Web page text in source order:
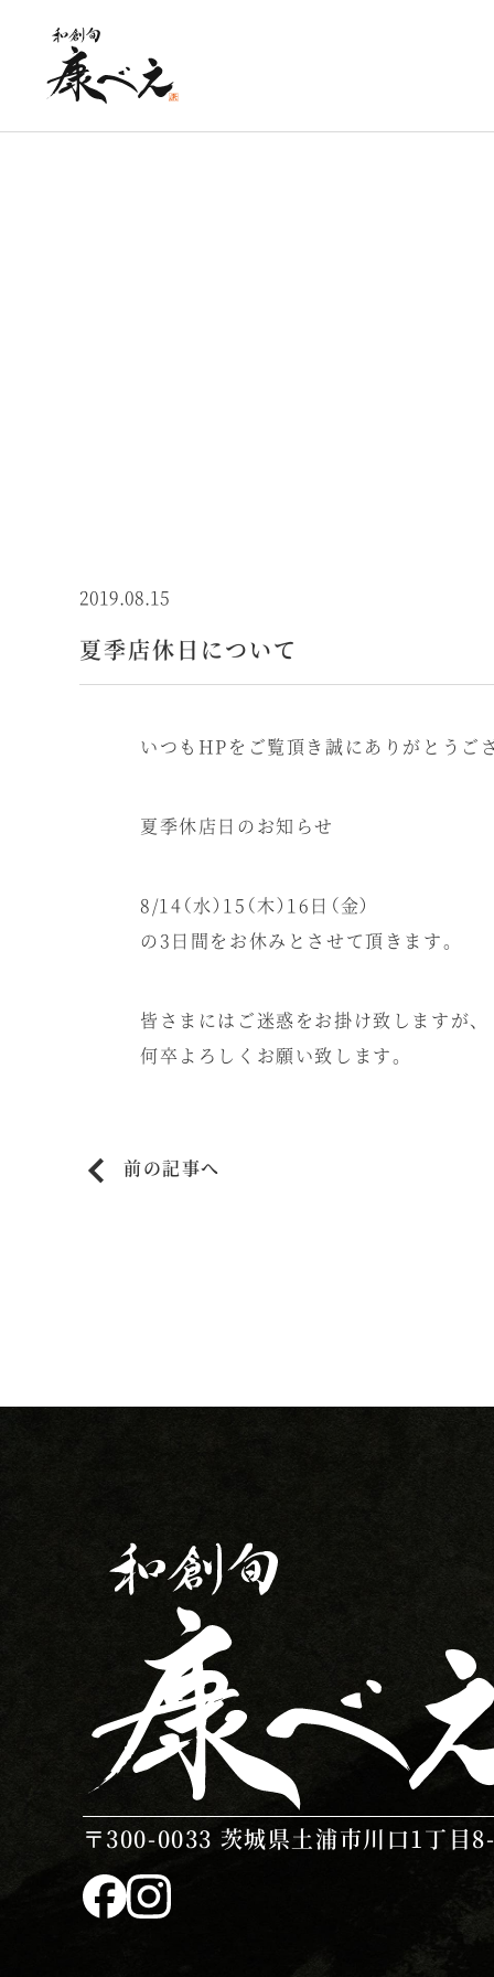
2019.08.15
夏季店休日について
いつもHPをご覧頂き誠にありがとうご
夏季休店日のお知らせ
8/14（水）15（木）16日（金）
の3日間をお休みとさせて頂きます。
皆さまにはご迷惑をお掛け致しますが、
何卒よろしくお願い致します。
前の記事へ
〒300-0033 茨城県土浦市川口1丁目